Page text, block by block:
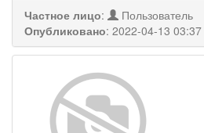
Частное лицо:
Пользователь
Опубликовано: 2022-04-13 03:37